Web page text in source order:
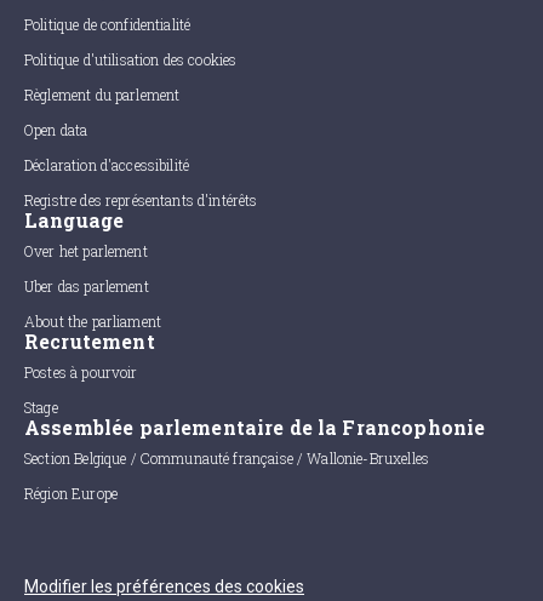
Politique de confidentialité
Politique d'utilisation des cookies
Règlement du parlement
Open data
Déclaration d'accessibilité
Registre des représentants d'intérêts
Language
Over het parlement
Uber das parlement
About the parliament
Recrutement
Postes à pourvoir
Stage
Assemblée parlementaire de la Francophonie
Section Belgique / Communauté française / Wallonie-Bruxelles
Région Europe
Modifier les préférences des cookies